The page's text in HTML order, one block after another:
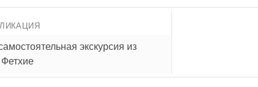
экскурсия из